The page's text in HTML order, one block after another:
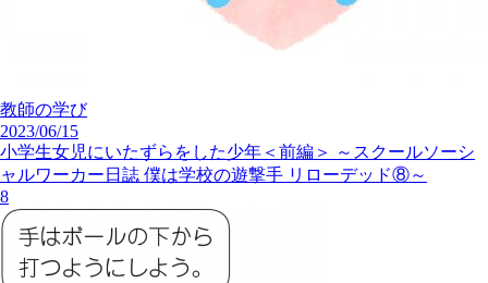
教師の学び
2023/06/15
小学生女児にいたずらをした少年＜前編＞ ～スクールソーシ
ャルワーカー日誌 僕は学校の遊撃手 リローデッド⑧～
8